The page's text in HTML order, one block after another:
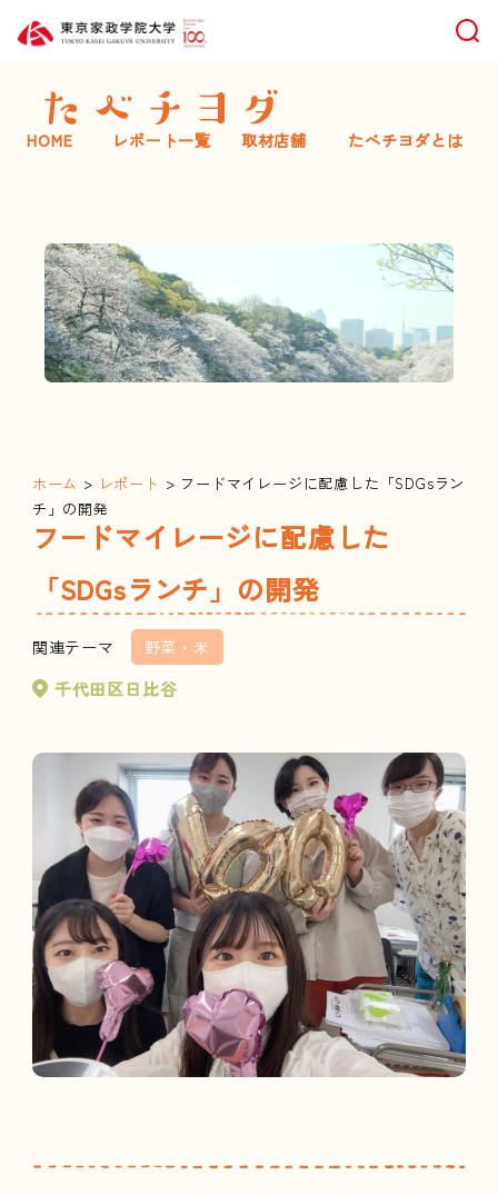
検
HOME レポート一覧 取材店舗 たべチヨダとは
ホーム > レポート > フードマイレージに配慮した「SDGsラン
チ」の開発
フードマイレージに配慮した
「SDGsランチ」の開発
関連テーマ 野菜・米
千代田区日比谷